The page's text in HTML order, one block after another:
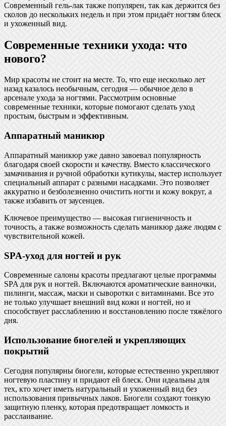
Современный гель-лак также популярен, так как держится без
сколов до нескольких недель и при этом придаёт ногтям блеск
и ухоженный вид.
Современные техники ухода: что
нового?
Мир красоты не стоит на месте. То, что еще несколько лет
назад казалось необычным, сегодня — обычное дело в
арсенале ухода за ногтями. Рассмотрим основные
современные техники, которые помогают сделать уход
простым, быстрым и эффективным.
Аппаратный маникюр
Аппаратный маникюр уже давно завоевал популярность
благодаря своей скорости и качеству. Вместо классического
замачивания и ручной обработки кутикулы, мастер использует
специальный аппарат с разными насадками. Это позволяет
аккуратно и безболезненно очистить ногти и кожу вокруг, а
также избавить от заусенцев.
Ключевое преимущество — высокая гигиеничность и
точность, а также возможность сделать маникюр даже людям с
чувствительной кожей.
SPA-уход для ногтей и рук
Современные салоны красоты предлагают целые программы
SPA для рук и ногтей. Включаются ароматические ванночки,
пилинги, массаж, маски и сыворотки с витаминами. Все это
не только улучшает внешний вид кожи и ногтей, но и
способствует расслаблению и восстановлению после тяжёлого
дня.
Использование биогелей и укрепляющих
покрытий
Сегодня популярны биогели, которые естественно укрепляют
ногтевую пластину и придают ей блеск. Они идеальны для
тех, кто хочет иметь натуральный и ухоженный вид без
использования привычных лаков. Биогели создают тонкую
защитную пленку, которая предотвращает ломкость и
расслаивание.